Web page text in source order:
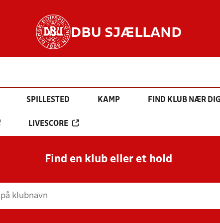
DBU SJÆLLAND
SPILLESTED KAMP FIND KLUB NÆR
LIVESCORE
Find en klub eller et hold